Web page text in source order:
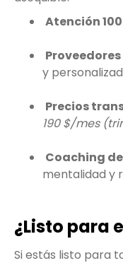
Atención
y
Precios
190 $/mes
Coaching
mentalidad y
¿Listo para
Si estás listo para